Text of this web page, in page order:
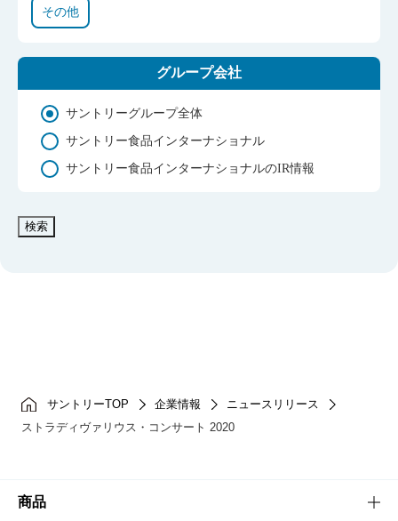
サントリーTOP 企業情報
ニュースリリース
ストラディヴァリウス・コンサート 2020
その他
グループ会社
サントリーグループ全体
サントリー食品インターナショナル
サントリー食品インターナショナルのIR情報
検索
商品